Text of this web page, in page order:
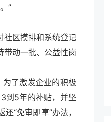
”
社区摸排和系统登记
带动一批、公益性岗
了激发企业的积极
到5年的补贴，并坚
“免审即享”办法，